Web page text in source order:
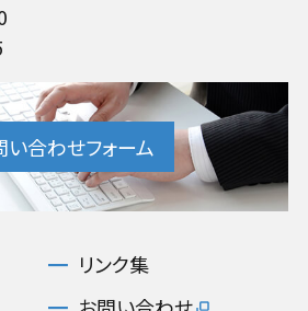
い合わせフォーム
リンク集